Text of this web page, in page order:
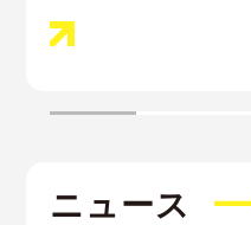
ニュース